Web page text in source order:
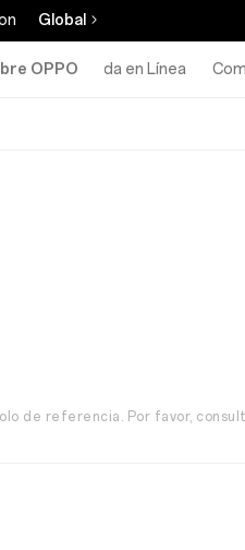
Global
OPPOTienda en Línea
de referencia. Por favor,